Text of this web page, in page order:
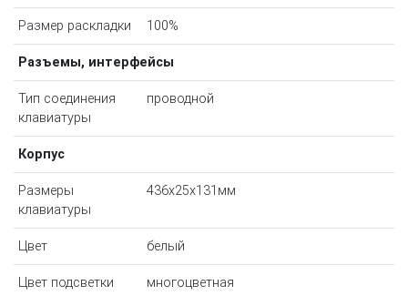
Размер раскладки 100%
Разъемы, интерфейсы
Тип соединения
клавиатуры
проводной
Корпус
Размеры
клавиатуры
436x25x131мм
Цвет белый
Цвет подсветки многоцветная